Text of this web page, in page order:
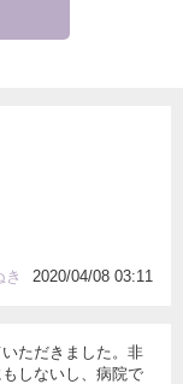
き
2020/04/08 03:11
ただきました。非
しないし、病院で